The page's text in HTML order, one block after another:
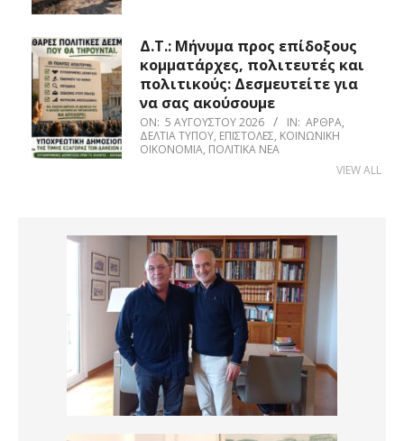
Δ.Τ.: Μήνυμα προς επίδοξους
κομματάρχες, πολιτευτές και
πολιτικούς: Δεσμευτείτε για
να σας ακούσουμε
ON: 5 ΑΥΓΟΎΣΤΟΥ 2026 IN: ΆΡΘΡΑ,
ΔΕΛΤΊΑ ΤΎΠΟΥ, ΕΠΙΣΤΟΛΈΣ, ΚΟΙΝΩΝΙΚΉ
ΟΙΚΟΝΟΜΊΑ, ΠΟΛΙΤΙΚΆ ΝΈΑ
VIEW ALL